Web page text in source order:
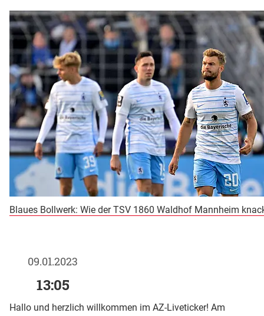
Blaues Bollwerk: Wie der TSV 1860 Waldhof Mannheim
09.01.2023
13:05
Hallo und herzlich willkommen im AZ-Liveticker! Am